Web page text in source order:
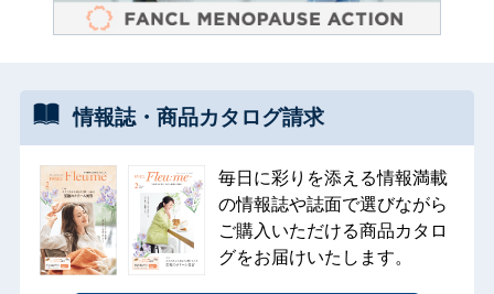
情報誌・ 商品カタログ請求
毎日に彩りを添える情報満載
の情報誌や誌面で選びながら
ご購入いただける商品カタロ
グをお届けいたします。